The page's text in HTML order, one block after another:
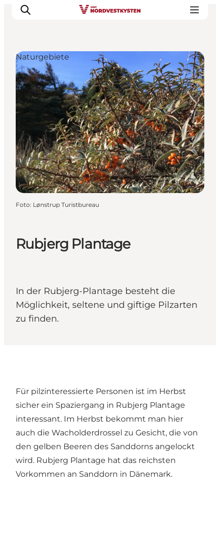
Urlaubsorte
Inspiration
Events
Unterkunft
Mach deine Urlaubsplanung
Rubjerg Plantage
In der Rubjerg-Plantage besteht die
Möglichkeit, seltene und giftige Pilzarten
zu finden.
Naturgebiete
Foto: Lønstrup Turistbureau
Für pilzinteressierte Personen ist im Herbst
sicher ein Spaziergang in Rubjerg Plantage
interessant. Im Herbst bekommt man hier
auch die Wacholderdrossel zu Gesicht, die von
den gelben Beeren des Sanddorns angelockt
wird. Rubjerg Plantage hat das reichsten
Vorkommen an Sanddorn in Dänemark.